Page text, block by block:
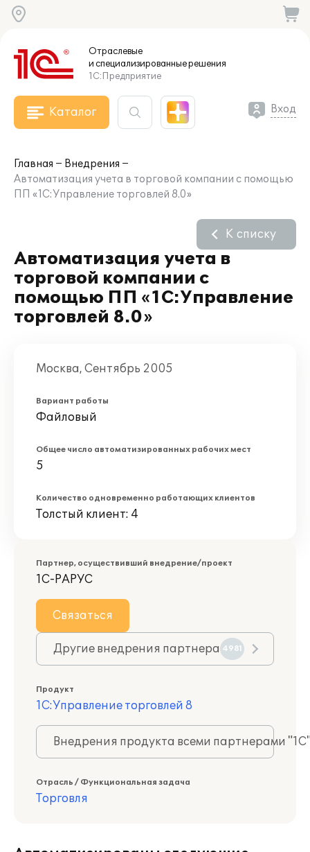
Отраслевые
и специализированныерешения
1С:Предприятие
Каталог Вход
Главная
Внедрения
Автоматизация учета в торговой компании с помощью
ПП «1С:Управление торговлей 8.0»
Автоматизация учета в
торговой компании с
помощью ПП «1С:Управление
торговлей 8.0»
К списку
Москва, Сентябрь 2005
Вариант работы
Файловый
Общее число автоматизированных рабочих мест
5
Количество одновременно работающих клиентов
Толстый клиент: 4
Партнер, осуществивший внедрение/проект
1С-РАРУС
Связаться
Другие внедрения партнера 4981
Продукт
1С:Управление торговлей 8
Внедрения продукта всеми партнерами
Отрасль / Функциональная задача
Торговля